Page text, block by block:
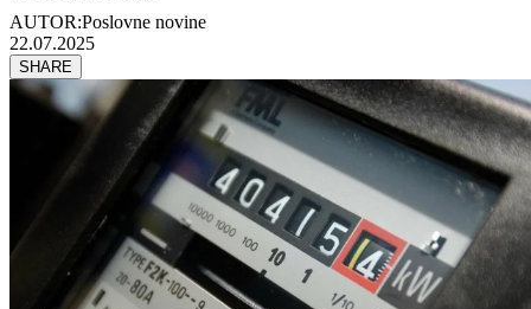
AUTOR:Poslovne novine
22.07.2025
SHARE